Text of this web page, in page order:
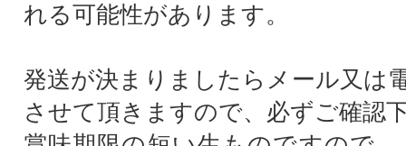
れる可能性があります。
発送が決まりましたらメール又は
させて頂きますので、必ずご確認